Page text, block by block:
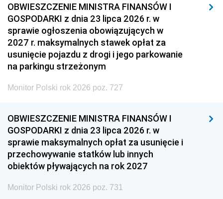
OBWIESZCZENIE MINISTRA FINANSÓW I
GOSPODARKI z dnia 23 lipca 2026 r. w
sprawie ogłoszenia obowiązujących w
2027 r. maksymalnych stawek opłat za
usunięcie pojazdu z drogi i jego parkowanie
na parkingu strzeżonym
Monitor Polski rok 2026 poz. 727
OBWIESZCZENIE MINISTRA FINANSÓW I
GOSPODARKI z dnia 23 lipca 2026 r. w
sprawie maksymalnych opłat za usunięcie i
przechowywanie statków lub innych
obiektów pływających na rok 2027
Monitor Polski rok 2026 poz. 731